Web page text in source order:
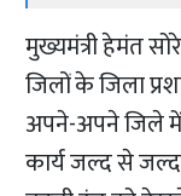
मुख्यमंत्री हेमंत
जिलों के जिला
अपने-अपने जिले
कार्य जल्द से